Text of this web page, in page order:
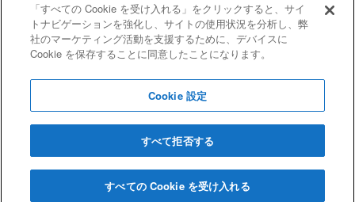
個人情報について 勧誘方針 このサイトについて
サイトマップ
「すべての Cookie を受け入れる」をクリックすると、サイ
トナビゲーションを強化し、サイトの使用状況を分析し、弊
社のマーケティング活動を支援するために、デバイスに
Cookie を保存することに同意したことになります。
Cookie 設定
すべて拒否する
すべての Cookie を受け入れる